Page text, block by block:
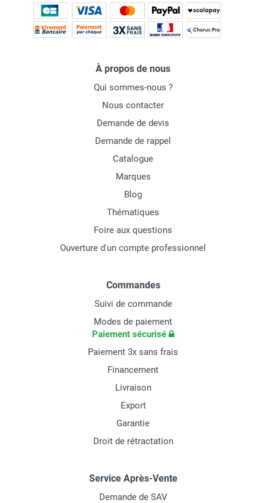
À propos de nous
Qui sommes-nous ?
Nous contacter
Demande de devis
Demande de rappel
Catalogue
Marques
Blog
Thématiques
Foire aux questions
Ouverture d'un compte professionnel
Commandes
Suivi de commande
Modes de paiement
Paiement sécurisé
Paiement 3x sans frais
Financement
Livraison
Export
Garantie
Droit de rétractation
Service Après-Vente
Demande de SAV